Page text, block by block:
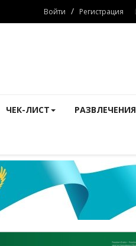
Войти / Регистрация
ЧЕК-ЛИСТ РАЗВЛЕЧЕНИЯ